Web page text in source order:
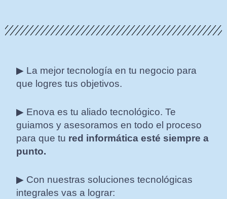
▶ La mejor tecnología en tu negocio para
que logres tus objetivos.
▶ Enova es tu aliado tecnológico. Te
guiamos y asesoramos en todo el proceso
para que tu red informática esté siempre a
punto.
▶ Con nuestras soluciones tecnológicas
integrales vas a lograr: